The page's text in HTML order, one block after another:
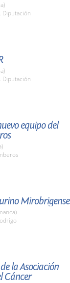
Diputación
Diputación
equipo del
Mirobrigense
la Asociación
Cáncer